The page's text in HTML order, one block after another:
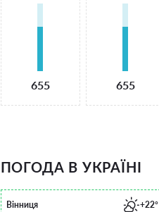
655 655
ПОГОДА В УКРАЇНІ
Вінниця +22°